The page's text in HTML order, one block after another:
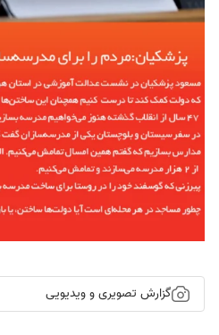
گزارش تصویری و ویدیویی